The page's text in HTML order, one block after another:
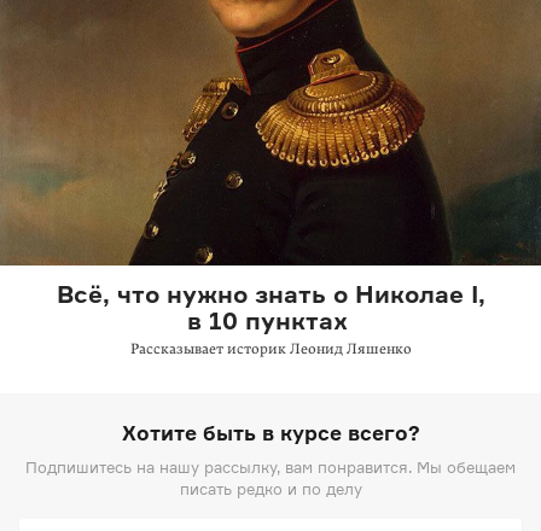
Всё, что нужно знать о Николае I,
в 10 пунктах
Рассказывает историк Леонид Ляшенко
Хотите быть в курсе всего?
Подпишитесь на нашу рассылку, вам понравится. Мы обещаем
писать редко и по делу